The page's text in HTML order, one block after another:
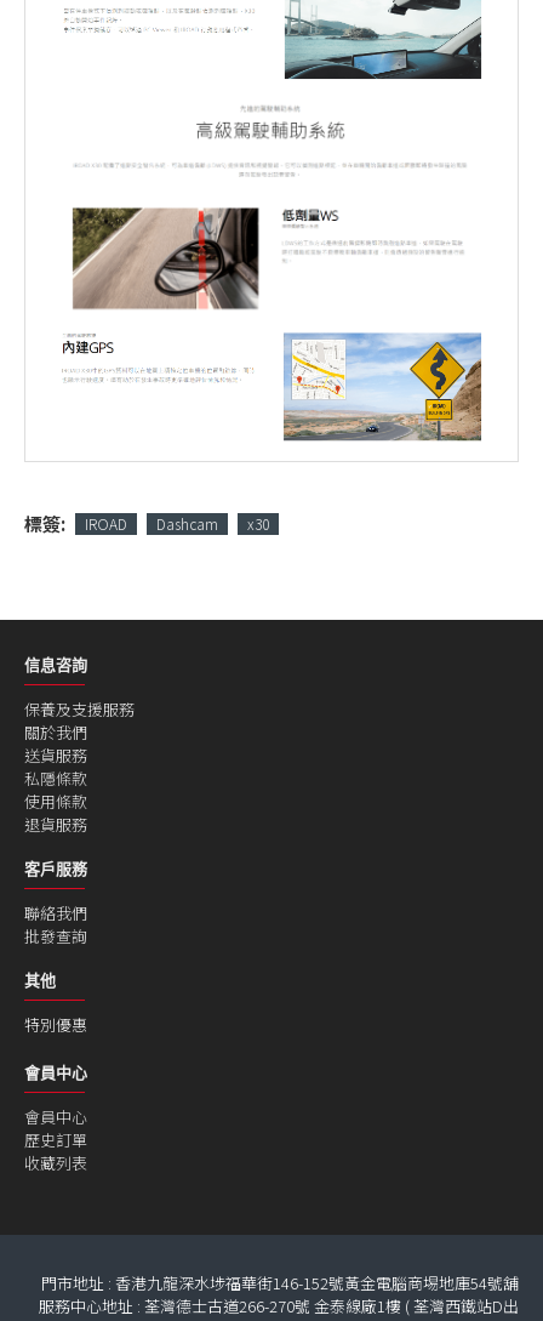
標簽: IROAD Dashcam x30
信息咨詢
保養及支援服務
關於我們
送貨服務
私隱條款
使用條款
退貨服務
客戶服務
聯絡我們
批發查詢
其他
特別優惠
會員中心
會員中心
歷史訂單
收藏列表
門市地址 : 香港九龍深水埗福華街146-152號黃金電腦商埸地庫54號舖
服務中心地址 : 荃灣德士古道266-270號 金泰線廠1樓 ( 荃灣西鐵站D出